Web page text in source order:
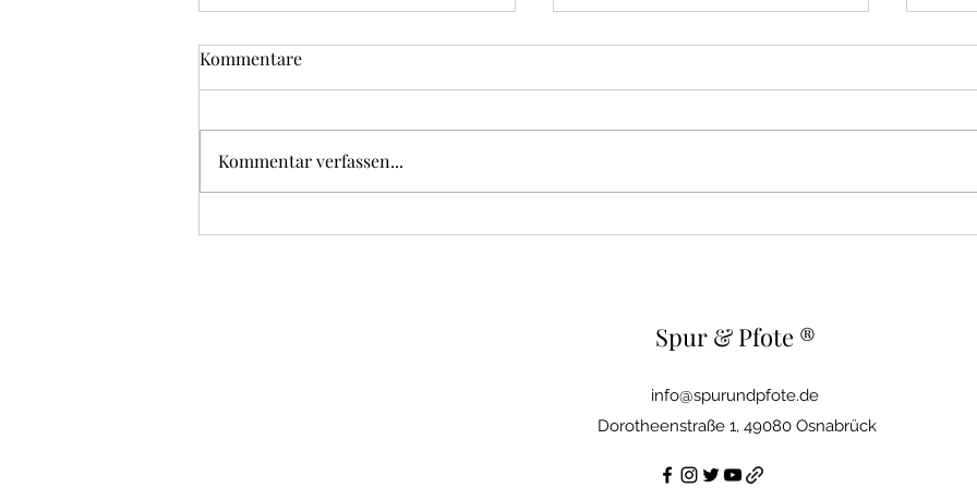
Kommentare
Kommentar verfassen...
Spur & Pfote ®
info@spurundpfote.de
Dorotheenstraße 1, 49080 Osnabrück